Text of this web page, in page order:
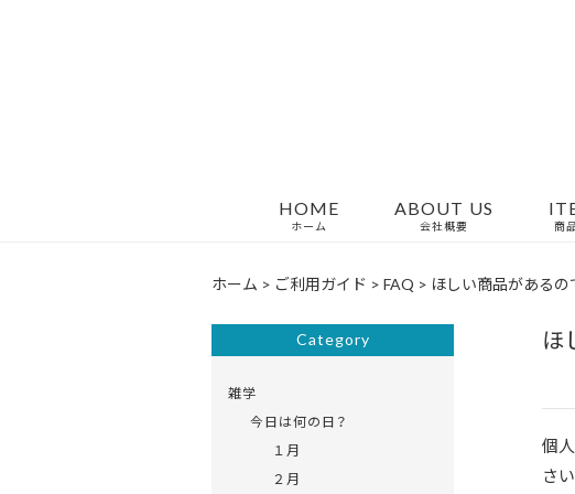
HOME
ホーム
ABOUT US
会社概要 商
ホーム > ご利用ガイド > FAQ > ほしい商品があるの
ほ
個
さい
Category
雑学
今日は何の日？
１月
２月